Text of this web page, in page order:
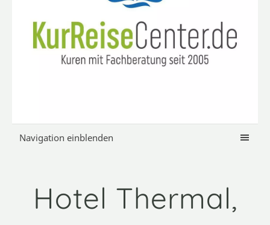
Navigation einblenden
Hotel Thermal,